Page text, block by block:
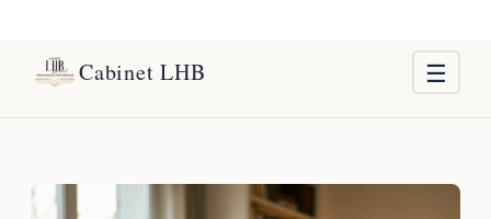
Cabinet LHB ☰
Le cabinet